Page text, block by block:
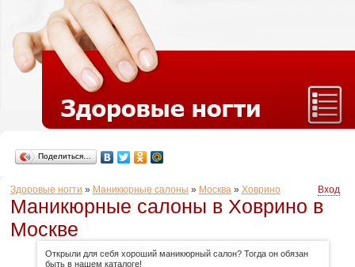
Поделиться…
Здоровые ногти » Маникюрные салоны » Москва » Ховрино Вход
Маникюрные салоны в Ховрино в
Москве
Открыли для себя хороший маникюрный салон? Тогда он обязан
быть в нашем каталоге!